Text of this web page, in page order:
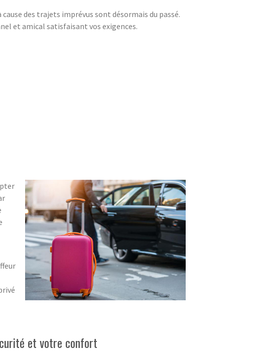
des trajets imprévus sont désormais du passé.
et amical satisfaisant vos exigences.
et votre confort